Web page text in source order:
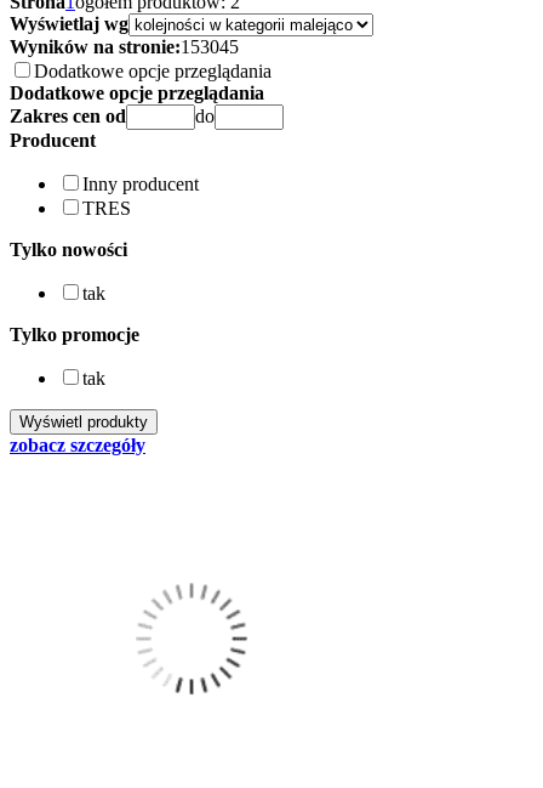
Wyświetlaj wg
Wyników na stronie:153045
Dodatkowe opcje przeglądania
Dodatkowe opcje przeglądania
Zakres cen od
do
Producent
Inny producent
TRES
Tylko nowości
tak
Tylko promocje
tak
zobacz szczegóły